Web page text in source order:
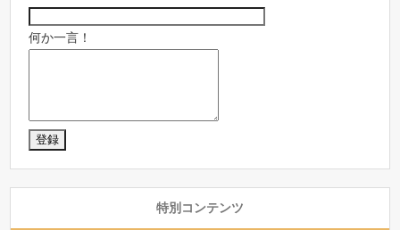
何か一言！
特別コンテンツ